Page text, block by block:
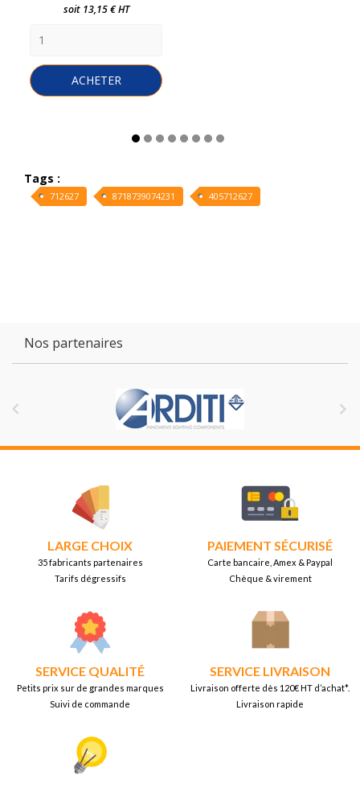
soit 13,15 € HT
ACHETER
Tags :
712627 8718739074231 405712627
Nos partenaires
 
LARGE CHOIX
35 fabricants partenaires
Tarifs dégressifs
PAIEMENT SÉCURISÉ
Carte bancaire, Amex & Paypal
Chèque & virement
SERVICE QUALITÉ
Petits prix sur de grandes marques
Suivi de commande
SERVICE LIVRAISON
Livraison offerte dès 120€ HT d’achat*.
Livraison rapide